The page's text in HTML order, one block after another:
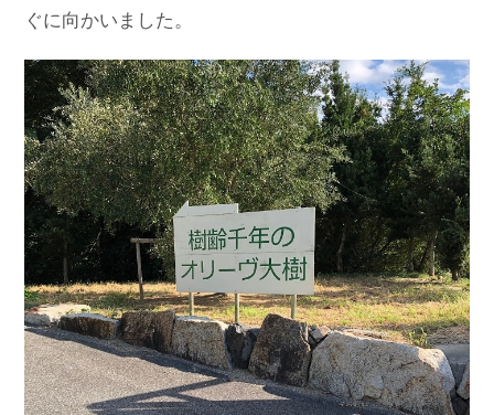
ぐに向かいました。